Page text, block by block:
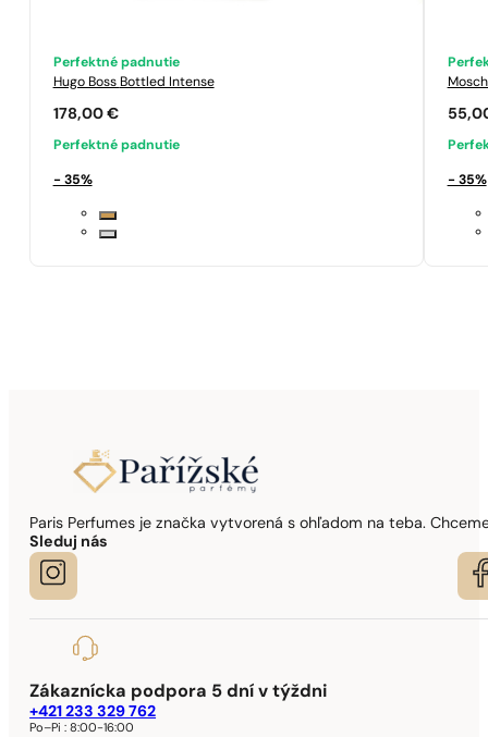
Perfektné padnutie
Hugo Boss Bottled Intense
178,00 €
Perfektné padnutie
- 35% - 35%
Paris Perfumes je značka vytvorená s ohľadom na teba.
Sleduj nás
Zákaznícka podpora 5 dní v týždni
+421 233 329 762
Po–Pi :8:00-16:00